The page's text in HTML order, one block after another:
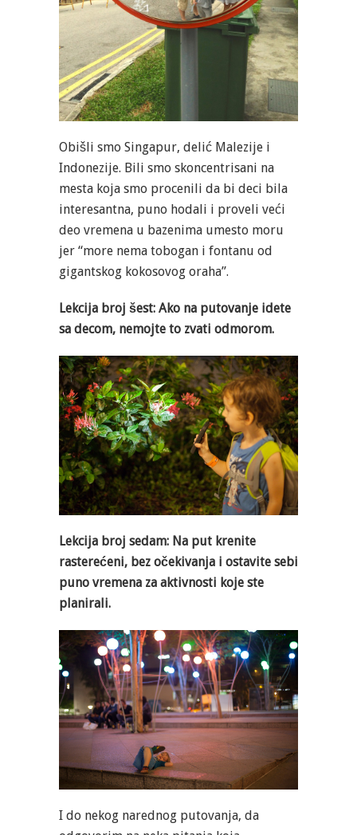
Obišli smo Singapur, delić Malezije i
Indonezije. Bili smo skoncentrisani na
mesta koja smo procenili da bi deci bila
interesantna, puno hodali i proveli veći
deo vremena u bazenima umesto moru
jer “more nema tobogan i fontanu od
gigantskog kokosovog oraha”.
Lekcija broj šest: Ako na putovanje idete
sa decom, nemojte to zvati odmorom.
Lekcija broj sedam: Na put krenite
rasterećeni, bez očekivanja i ostavite sebi
puno vremena za aktivnosti koje ste
planirali.
I do nekog narednog putovanja, da